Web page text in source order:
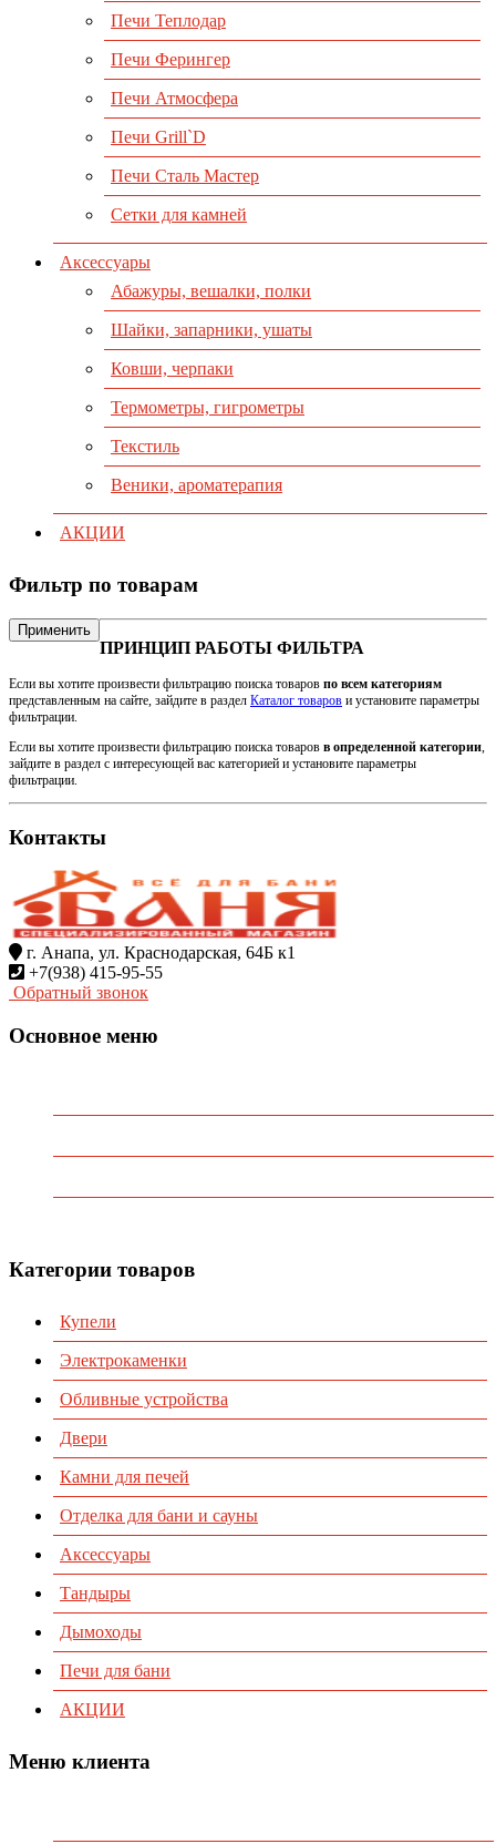
Печи Теплодар
Печи Ферингер
Печи Атмосфера
Печи Grill`D
Печи Сталь Мастер
Сетки для камней
Аксессуары
Абажуры, вешалки, полки
Шайки, запарники, ушаты
Ковши, черпаки
Термометры, гигрометры
Текстиль
Веники, ароматерапия
АКЦИИ
Фильтр по товарам
Применить
ПРИНЦИП РАБОТЫ ФИЛЬТРА
Если вы хотите произвести фильтрацию поиска товаров по всем категориям
представленным на сайте, зайдите в раздел Каталог товаров и установите параметры
фильтрации.
Если вы хотите произвести фильтрацию поиска товаров в определенной категории,
зайдите в раздел с интересующей вас категорией и установите параметры
фильтрации.
Контакты
г. Анапа, ул. Краснодарская, 64Б к1
+7(938) 415-95-55
Обратный звонок
Основное меню
Категории товаров
Купели
Электрокаменки
Обливные устройства
Двери
Камни для печей
Отделка для бани и сауны
Аксессуары
Тандыры
Дымоходы
Печи для бани
АКЦИИ
Меню клиента